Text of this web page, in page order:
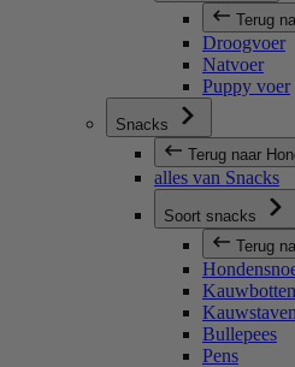
Terug
Droogvoer
Natvoer
Puppy voer
Snacks
Terug naar
alles van Snacks
Soort snacks
Terug
Kauwbotten
Kauwstaven
Bullepees
Pens